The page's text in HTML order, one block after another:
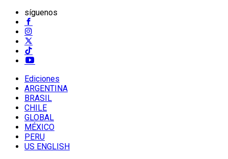
síguenos
Ediciones
ARGENTINA
BRASIL
CHILE
GLOBAL
MÉXICO
PERU
US ENGLISH